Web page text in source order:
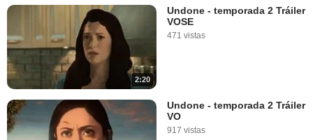
2:20
Undone - temporada 2 Tráiler
VOSE
471 vistas
Undone - temporada 2 Tráiler
VO
917 vistas